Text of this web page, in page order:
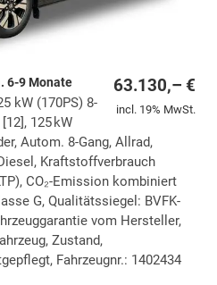
63.130,– €
incl. 19% MwSt.
6-9 Monate
kW (170PS) 8-
125 kW
Autom. 8-Gang, Allrad,
Kraftstoffverbrauch
CO₂-Emission kombiniert
G, Qualitätssiegel: BVFK-
vom Hersteller,
Zustand,
Fahrzeugnr.: 1402434